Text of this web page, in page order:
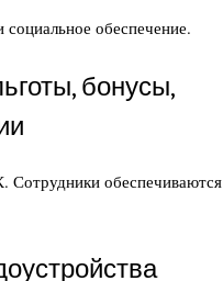
обеспечение.
бонусы,
обеспечиваются